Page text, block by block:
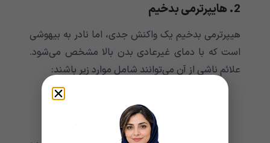
2. هایپرترمی‌‌‌‌‌‌‌‌‌‌‌‌‌‌‌‌‌‌‌‌‌‌‌‌‌‌‌‌‌‌‌‌‌‌‌‌‌‌‌‌‌‌‌ بدخیم
هیپرترمی‌‌‌‌‌‌‌‌‌‌‌‌‌‌‌‌‌‌‌‌‌‌‌‌‌‌‌‌‌‌‌‌‌‌‌‌‌‌‌‌‌‌‌ بدخیم یک واکنش جدی، اما نادر به بیهوشی
است که با دمای غیرعادی بدن بالا مشخص می‌‌‌‌‌‌‌‌‌‌‌‌‌‌‌‌‌‌‌‌‌‌‌‌‌‌‌‌‌‌‌‌‌‌‌‌‌‌‌‌‌‌‌شود.
علائم ناشی از آن می‌‌‌‌‌‌‌‌‌‌‌‌‌‌‌‌‌‌‌‌‌‌‌‌‌‌‌‌‌‌‌‌‌‌‌‌‌‌‌‌‌‌‌توانند شامل موارد زیر باشند:
انقباضات عضلانی
ضربان قلب سریع